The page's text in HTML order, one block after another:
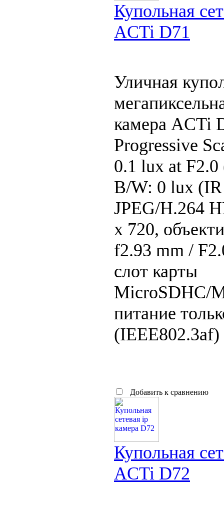
Купольная
ACTi D71
Уличная
камера ACTi
Progressive
0.1 lux at
B/W: 0 lux
JPEG/H.264
x 720,
f2.93 mm /
слот карты
MicroSDHC/
питание
Добавить к сравнению
Купольная
ACTi D72